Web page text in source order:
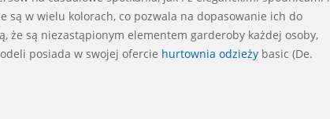
są w wielu kolorach, co pozwala na dopasowanie ich do
że są niezastąpionym elementem garderoby każdej osoby,
posiada w swojej ofercie hurtownia odzieży basic (De.